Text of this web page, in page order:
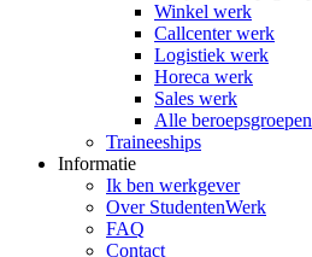
Winkel werk
Callcenter werk
Logistiek werk
Horeca werk
Sales werk
Alle beroepsgroepen
Traineeships
Informatie
Ik ben werkgever
Over StudentenWerk
FAQ
Contact